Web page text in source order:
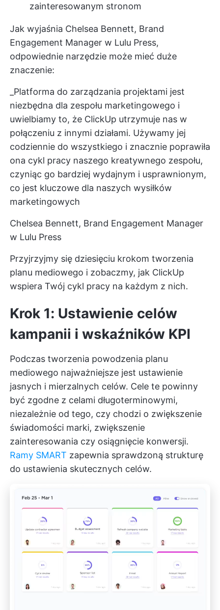
zainteresowanym stronom
Jak wyjaśnia Chelsea Bennett, Brand
Engagement Manager w Lulu Press,
odpowiednie narzędzie może mieć duże
znaczenie:
_Platforma do zarządzania projektami jest
niezbędna dla zespołu marketingowego i
uwielbiamy to, że ClickUp utrzymuje nas w
połączeniu z innymi działami. Używamy jej
codziennie do wszystkiego i znacznie poprawiła
ona cykl pracy naszego kreatywnego zespołu,
czyniąc go bardziej wydajnym i usprawnionym,
co jest kluczowe dla naszych wysiłków
marketingowych
Chelsea Bennett, Brand Engagement Manager
w Lulu Press
Przyjrzyjmy się dziesięciu krokom tworzenia
planu mediowego i zobaczmy, jak ClickUp
wspiera Twój cykl pracy na każdym z nich.
Krok 1: Ustawienie celów
kampanii i wskaźników KPI
Podczas tworzenia powodzenia planu
mediowego najważniejsze jest ustawienie
jasnych i mierzalnych celów. Cele te powinny
być zgodne z celami długoterminowymi,
niezależnie od tego, czy chodzi o zwiększenie
świadomości marki, zwiększenie
zainteresowania czy osiągnięcie konwersji.
Ramy SMART zapewnia sprawdzoną strukturę
do ustawienia skutecznych celów.